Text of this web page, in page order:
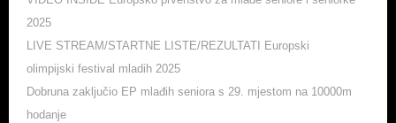
2025
LIVE STREAM/STARTNE LISTE/REZULTATI Europski
olimpijski festival mladih 2025
Dobruna zaključio EP mlađih seniora s 29. mjestom na 10000m
hodanje